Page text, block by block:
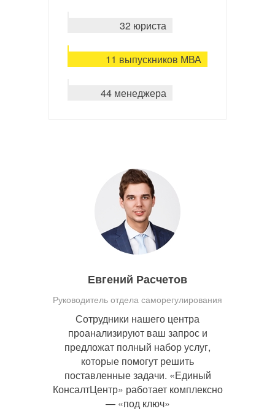
32 юриста
11 выпускников МВА
44 менеджера
Евгений Расчетов
Руководитель отдела саморегулирования
Сотрудники нашего центра
проанализируют ваш запрос и
предложат полный набор услуг,
которые помогут решить
поставленные задачи. «Единый
КонсалтЦентр» работает комплексно
— «под ключ»